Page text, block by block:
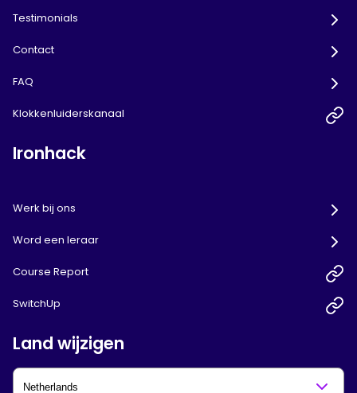
Testimonials
Contact
FAQ
Klokkenluiderskanaal
Ironhack
Werk bij ons
Word een leraar
Course Report
SwitchUp
Land wijzigen